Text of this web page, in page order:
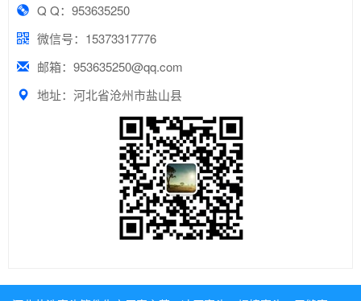
Q Q：953635250
微信号：15373317776
邮箱：953635250@qq.com
地址：河北省沧州市盐山县